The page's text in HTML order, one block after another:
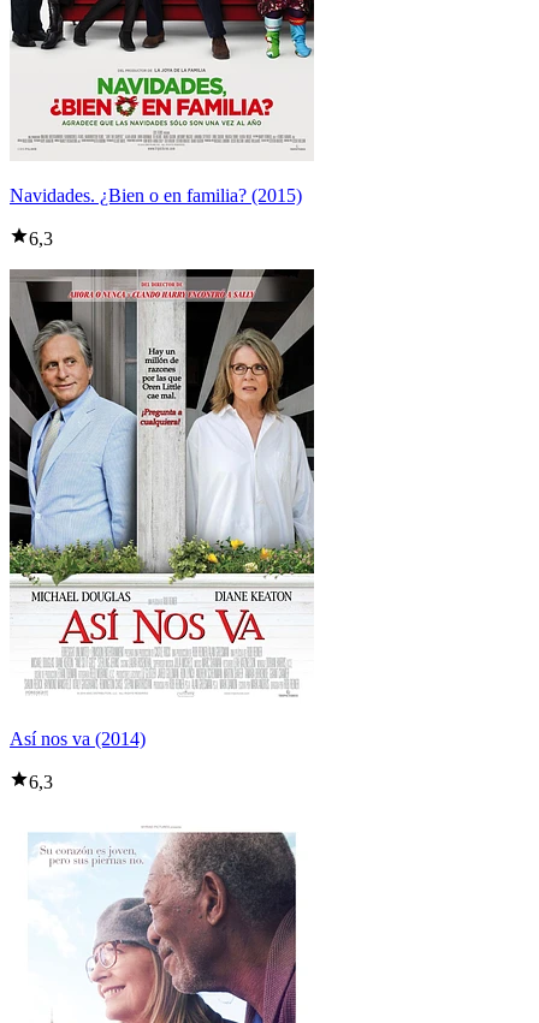
Navidades. ¿Bien o en familia? (2015)
6,3
Así nos va (2014)
6,3